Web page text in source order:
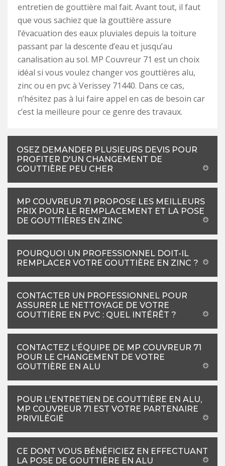
entretien de gouttière mal fait. Avant tout, il faut
que vous sachiez que la gouttière assure
l’évacuation des eaux pluviales depuis la toiture
passant par la descente d’eau et jusqu’au
canalisation au sol. MP Couvreur 71 est un choix
idéal si vous voulez changer vos gouttières alu,
zinc ou en pvc à Verissey 71440. Dans ce cas,
n’hésitez pas à lui faire appel en cas de besoin car
c’est la meilleure pour ce genre des travaux.
OSEZ DEMANDER PLUSIEURS DEVIS POUR
PROFITER D'UN CHANGEMENT DE
GOUTTIÈRE PEU CHER
MP COUVREUR 71 PROPOSE LES MEILLEURS
PRIX POUR LE REMPLACEMENT ET LA POSE
DE GOUTTIÈRES EN ZINC
POURQUOI UN PROFESSIONNEL DOIT-IL
REMPLACER VOTRE GOUTTIÈRE EN ZINC ?
CONTACTER UN PROFESSIONNEL POUR
ASSURER LE NETTOYAGE DE VOTRE
GOUTTIÈRE EN PVC : QUEL INTÉRÊT ?
CONTACTEZ L’ÉQUIPE DE MP COUVREUR 71
POUR LE CHANGEMENT DE VOTRE
GOUTTIÈRE EN ALU
POUR L'ENTRETIEN DE GOUTTIÈRE EN ALU,
MP COUVREUR 71 EST VOTRE PARTENAIRE
PRIVILÉGIÉ
CE DONT VOUS BÉNÉFICIEZ EN EFFECTUANT
LA POSE DE GOUTTIÈRE EN ALU